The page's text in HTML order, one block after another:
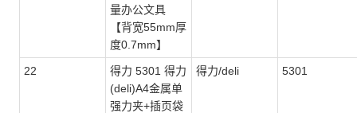
量办公文具
【背宽55mm厚
度0.7mm】
22
得力 5301 得力
(deli)A4金属单
强力夹+插页袋
得力/deli 5301